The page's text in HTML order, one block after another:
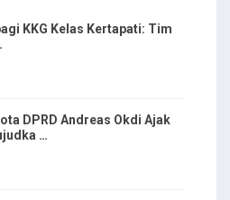
KKG Kelas Kertapati: Tim
DPRD Andreas Okdi Ajak
…